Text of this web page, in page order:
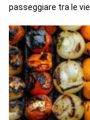
passeggiare tra le vie